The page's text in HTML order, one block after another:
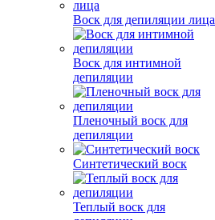
Воск для депиляции лица
Воск для интимной
депиляции
Пленочный воск для
депиляции
Синтетический воск
Теплый воск для